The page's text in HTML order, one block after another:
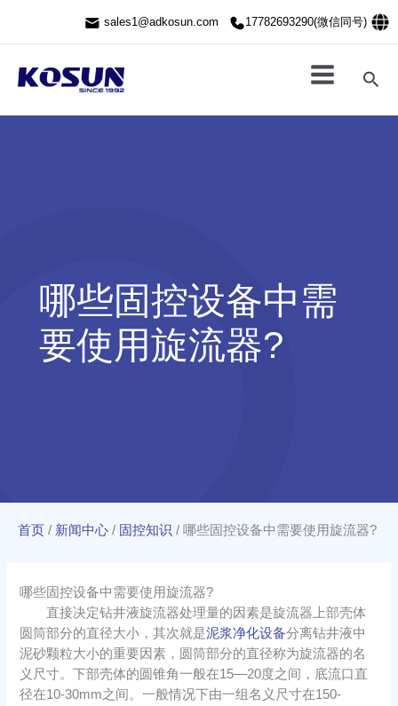
sales1@adkosun.com 17782693290(微信同号)
搜
索
哪些固控设备中需
要使用旋流器?
首页 / 新闻中心 / 固控知识 / 哪些固控设备中需要使用旋流器?
哪些固控设备中需要使用旋流器?
直接决定钻井液旋流器处理量的因素是旋流器上部壳体
圆筒部分的直径大小，其次就是泥浆净化设备分离钻井液中
泥砂颗粒大小的重要因素，圆筒部分的直径称为旋流器的名
义尺寸。下部壳体的圆锥角一般在15—20度之间，底流口直
径在10-30mm之间。一般情况下由一组名义尺寸在150-